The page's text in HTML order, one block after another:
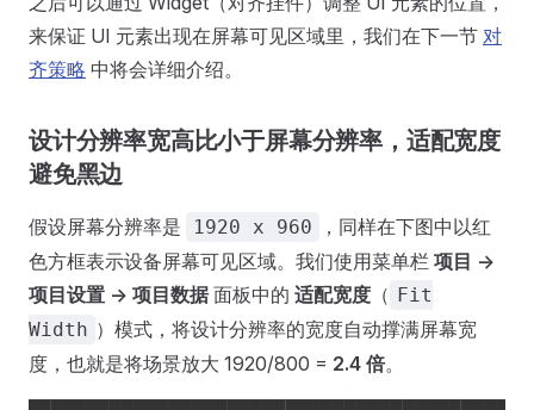
来保证 UI 元素出现在屏幕可见区域里，我们在下一节 对
齐策略 中将会详细介绍。
设计分辨率宽高比小于屏幕分辨率，适配宽度
避免黑边
假设屏幕分辨率是 1920 x 960
，同样在下图中以红
色方框表示设备屏幕可见区域。我们使用菜单栏 项目 ->
项目设置 -> 项目数据面板中的 适配宽度 （ Fit
Width ）模式，将设计分辨率的宽度自动撑满屏幕宽
度，也就是将场景放大 1920/800 = 2.4 倍。